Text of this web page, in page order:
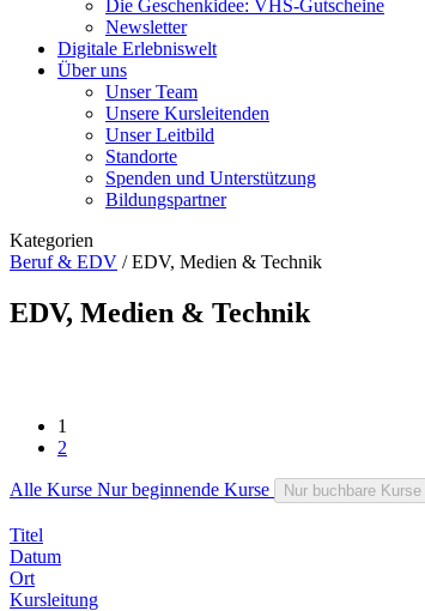
Die Geschenkidee: VHS-Gutscheine
Newsletter
Digitale Erlebniswelt
Über uns
Unser Team
Unsere Kursleitenden
Unser Leitbild
Standorte
Spenden und Unterstützung
Bildungspartner
Kategorien
Beruf & EDV /EDV, Medien & Technik
EDV, Medien & Technik
1
2
Alle Kurse Nur beginnende Kurse Nur buchbare Kurse
Titel
Datum
Ort
Kursleitung